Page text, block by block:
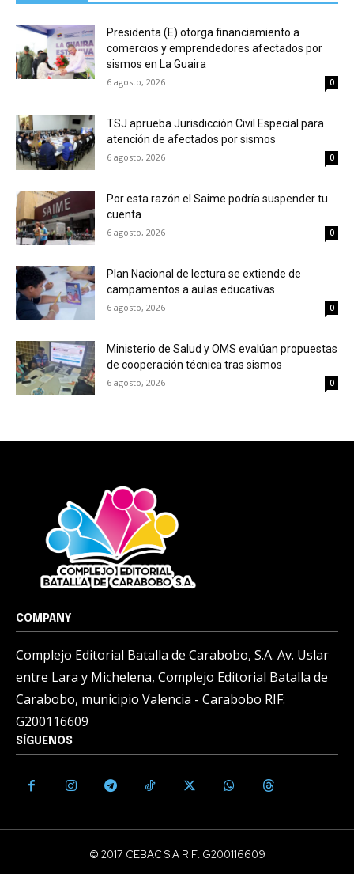
Presidenta (E) otorga financiamiento a
comercios y emprendedores afectados por
sismos en La Guaira
6 agosto, 2026 0
TSJ aprueba Jurisdicción Civil Especial para
atención de afectados por sismos
6 agosto, 2026 0
Por esta razón el Saime podría suspender tu
cuenta
6 agosto, 2026 0
Plan Nacional de lectura se extiende de
campamentos a aulas educativas
6 agosto, 2026 0
Ministerio de Salud y OMS evalúan propuestas
de cooperación técnica tras sismos
6 agosto, 2026 0
COMPANY
Complejo Editorial Batalla de Carabobo, S.A. Av. Uslar
entre Lara y Michelena, Complejo Editorial Batalla de
Carabobo, municipio Valencia - Carabobo RIF:
G200116609
SÍGUENOS
© 2017 CEBAC S.A RIF: G200116609